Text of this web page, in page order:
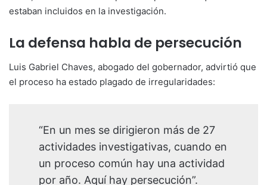
estaban incluidos en la investigación.
La defensa habla de persecución
Luis Gabriel Chaves, abogado del gobernador, advirtió que
el proceso ha estado plagado de irregularidades:
“En un mes se dirigieron más de 27
actividades investigativas, cuando en
un proceso común hay una actividad
por año. Aquí hay persecución”.